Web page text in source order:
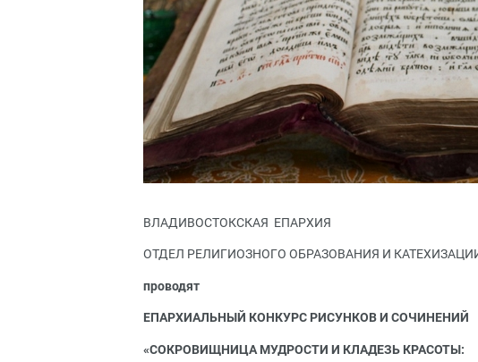
ВЛАДИВОСТОКСКАЯ ЕПАРХИЯ
ОТДЕЛ РЕЛИГИОЗНОГО ОБРАЗОВАНИЯ И
проводят
ЕПАРХИАЛЬНЫЙ КОНКУРС РИСУНКОВ И СОЧИНЕНИЙ
«СОКРОВИЩНИЦА МУДРОСТИ И КЛАДЕЗЬ КРАСОТЫ: